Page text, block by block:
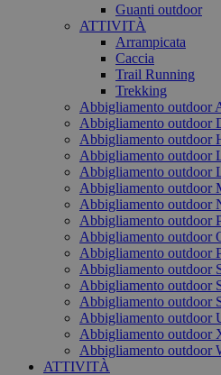
Guanti outdoor
ATTIVITÀ
Arrampicata
Caccia
Trail Running
Trekking
Abbigliamento outdoor
Abbigliamento
Abbigliamento
Abbigliamento outdoor
Abbigliamento outdoor
Abbigliamento outdoor
Abbigliamento
Abbigliamento outdoor
Abbigliamento outdoor
Abbigliamento outdoor
Abbigliamento outdoor
Abbigliamento outdoor
Abbigliamento outdoor
Abbigliamento outdoor
Abbigliamento outdoor
Abbigliamento outdoor
ATTIVITÀ